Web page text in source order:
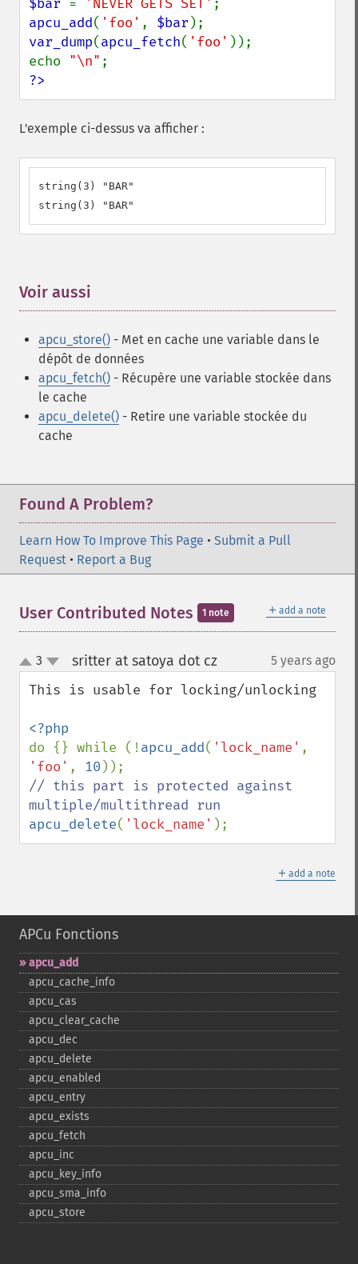
$bar = 'NEVER GETS SET'
apcu_add( 'foo' , $bar
var_dump(apcu_fetch( 'foo' ));
echo "\n"
?>
L'exemple ci-dessus va afficher :
string(3) "BAR"
string(3) "BAR"
Voir aussi
apcu_store() - Met en cache une variable dans le
dépôt de données
apcu_fetch() - Récupère une variable stockée dans
le cache
apcu_delete() - Retire une variable stockée du
cache
Found A Problem?
Learn How To Improve This Page • Submit a Pull
Request • Report a Bug
＋ add a note
User Contributed Notes 1 note
up
down
3 sritter at satoya dot cz¶ 5 years ago
This is usable for locking/unlocking
do {} while (!apcu_add( 'lock_name'
'foo' , 10
// this part is protected against
apcu_delete( 'lock_name' );
＋ add a note
APCu Fonctions
apcu_​add
apcu_​cache_​info
apcu_​cas
apcu_​clear_​cache
apcu_​dec
apcu_​delete
apcu_​enabled
apcu_​entry
apcu_​exists
apcu_​fetch
apcu_​inc
apcu_​key_​info
apcu_​sma_​info
apcu_​store